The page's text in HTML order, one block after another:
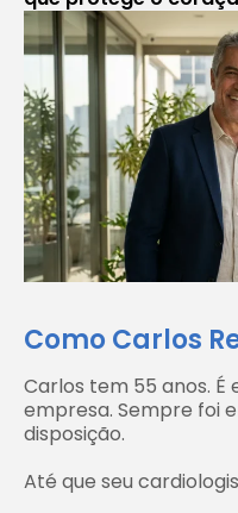
Como Carlos
Carlos tem 55 anos.
empresa. Sempre foi
disposição.
Até que seu